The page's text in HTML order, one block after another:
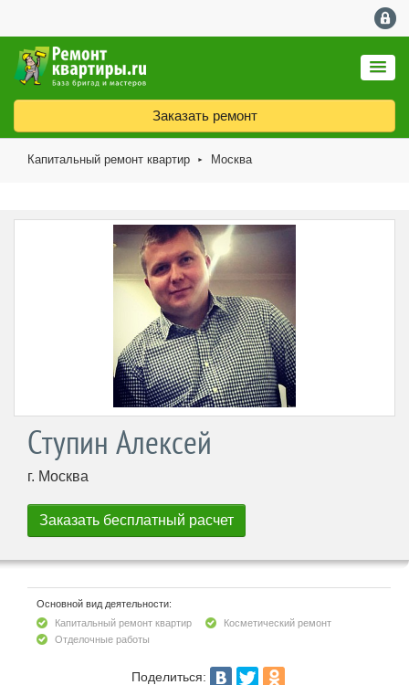
Заказать ремонт
Капитальный ремонт квартир ► Москва
Ступин Алексей
г. Москва
Основной вид деятельности:
Капитальный ремонт квартир
Косметический ремонт
Отделочные работы
Поделиться: